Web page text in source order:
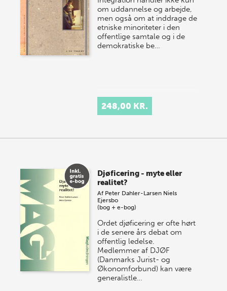
om uddannelse og arbejde,
men også om at inddrage de
etniske minoriteter i den
offentlige samtale og i de
demokratiske be…
248,00 KR.
Djøficering - myte eller
realitet?
Af Peter Dahler-Larsen Niels
Ejersbo
(bog + e-bog)
Ordet djøficering er ofte hørt
i de senere års debat om
offentlig ledelse.
Medlemmer af DJØF
(Danmarks Jurist- og
Økonomforbund) kan være
generalistle…